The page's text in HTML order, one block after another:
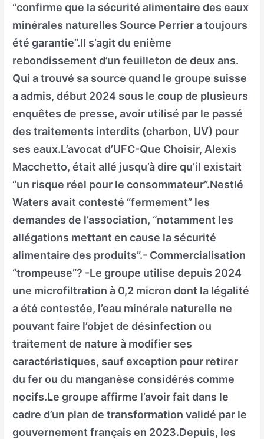
“confirme que la sécurité alimentaire des eaux
minérales naturelles Source Perrier a toujours
été garantie”.Il s’agit du enième
rebondissement d’un feuilleton de deux ans.
Qui a trouvé sa source quand le groupe suisse
a admis, début 2024 sous le coup de plusieurs
enquêtes de presse, avoir utilisé par le passé
des traitements interdits (charbon, UV) pour
ses eaux.L’avocat d’UFC-Que Choisir, Alexis
Macchetto, était allé jusqu’à dire qu’il existait
“un risque réel pour le consommateur”.Nestlé
Waters avait contesté “fermement” les
demandes de l’association, “notamment les
allégations mettant en cause la sécurité
alimentaire des produits”.- Commercialisation
“trompeuse”? -Le groupe utilise depuis 2024
une microfiltration à 0,2 micron dont la légalité
a été contestée, l’eau minérale naturelle ne
pouvant faire l’objet de désinfection ou
traitement de nature à modifier ses
caractéristiques, sauf exception pour retirer
du fer ou du manganèse considérés comme
nocifs.Le groupe affirme l’avoir fait dans le
cadre d’un plan de transformation validé par le
gouvernement français en 2023.Depuis, les